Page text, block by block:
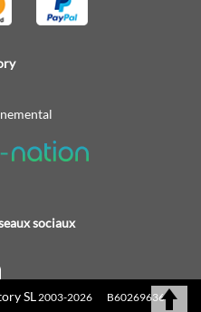
votre devis
sociaux
SL2003-2026 B60269636 |